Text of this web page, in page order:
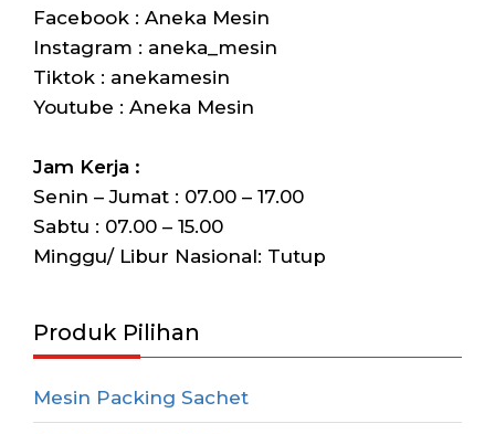
Facebook : Aneka Mesin
Instagram : aneka_mesin
Tiktok : anekamesin
Youtube : Aneka Mesin
Jam Kerja :
Senin – Jumat : 07.00 – 17.00
Sabtu : 07.00 – 15.00
Minggu/ Libur Nasional: Tutup
Produk Pilihan
Mesin Packing Sachet